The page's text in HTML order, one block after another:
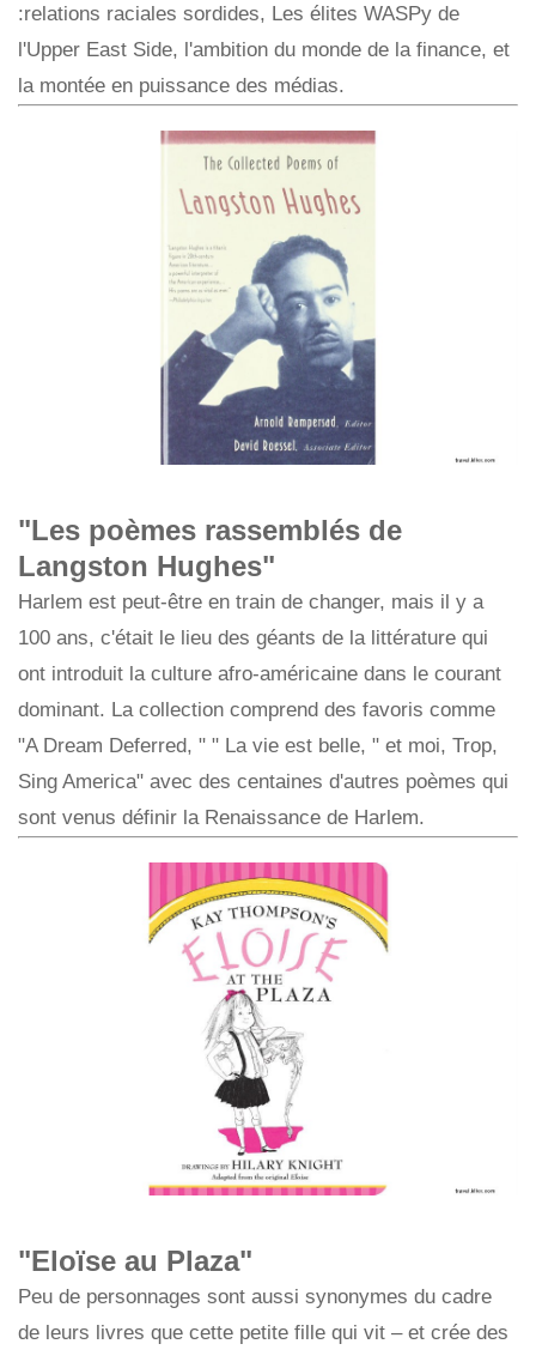
:relations raciales sordides, Les élites WASPy de
l'Upper East Side, l'ambition du monde de la finance, et
la montée en puissance des médias.
"Les poèmes rassemblés de
Langston Hughes"
Harlem est peut-être en train de changer, mais il y a
100 ans, c'était le lieu des géants de la littérature qui
ont introduit la culture afro-américaine dans le courant
dominant. La collection comprend des favoris comme
"A Dream Deferred, " " La vie est belle, " et moi, Trop,
Sing America" ​​avec des centaines d'autres poèmes qui
sont venus définir la Renaissance de Harlem.
"Eloïse au Plaza"
Peu de personnages sont aussi synonymes du cadre
de leurs livres que cette petite fille qui vit – et crée des